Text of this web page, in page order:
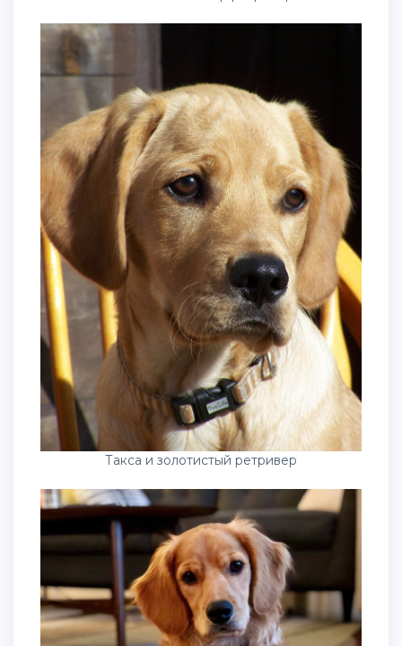
Такса и золотистый ретривер